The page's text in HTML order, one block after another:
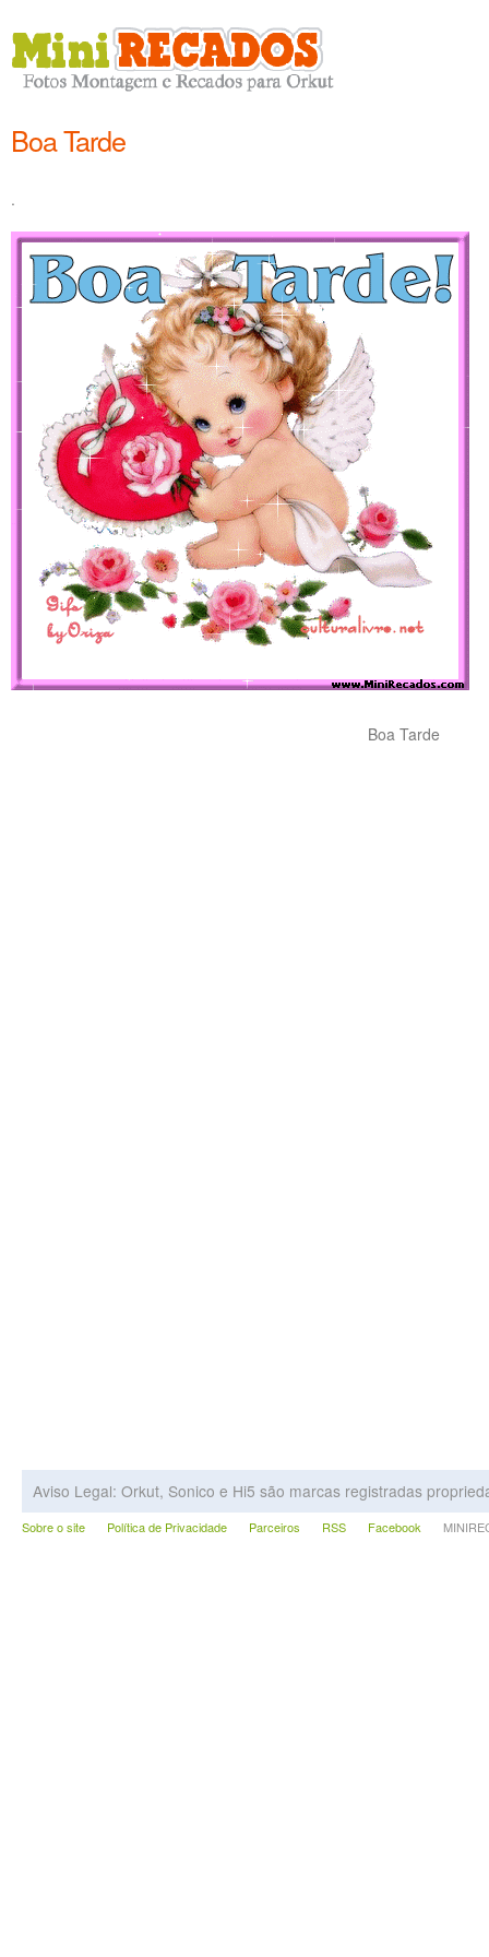
Boa Tarde
.
Boa Tarde
Aviso Legal: Orkut, Sonico e Hi5 são marcas registradas
Sobre o site Política de Privacidade Parceiros RSS Facebook